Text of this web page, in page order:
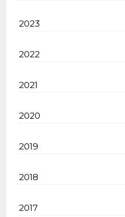
2023
2022
2021
2020
2019
2018
2017